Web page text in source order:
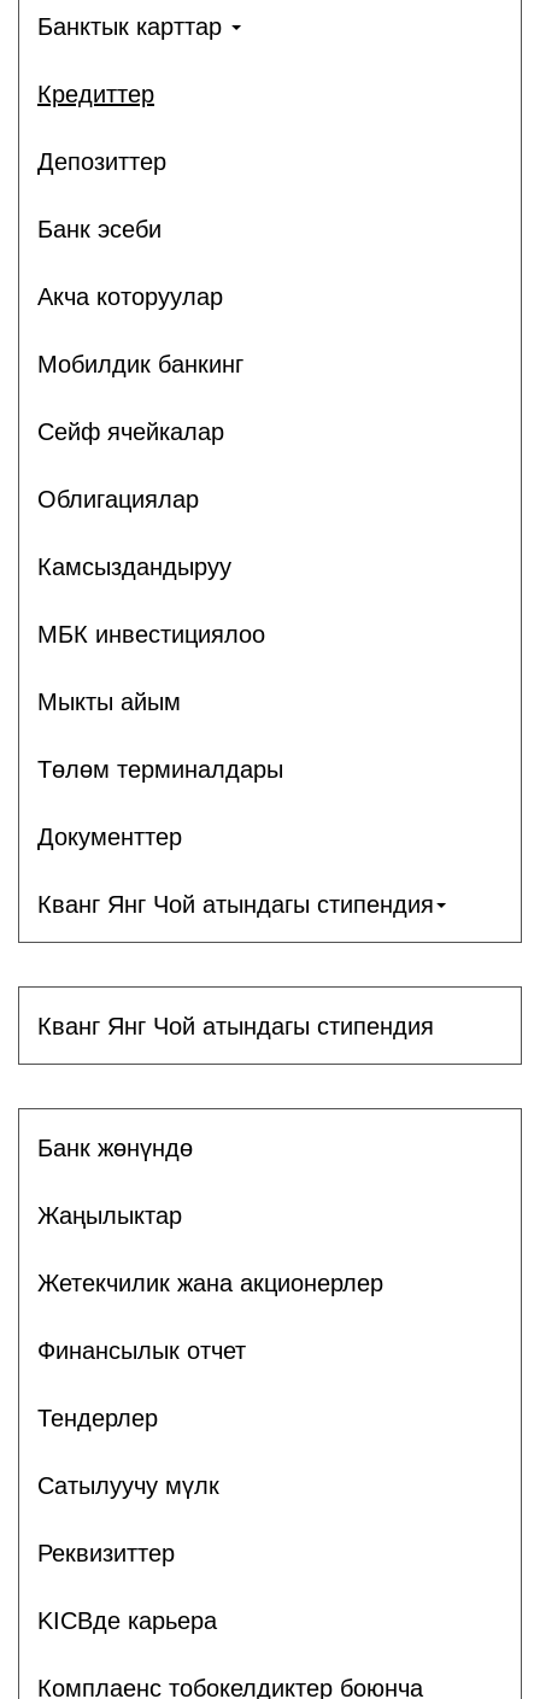
Банктык карттар
Кредиттер
Депозиттер
Банк эсеби
Акча которуулар
Мобилдик банкинг
Сейф ячейкалар
Облигациялар
Камсыздандыруу
МБК инвестициялоо
Мыкты айым
Төлөм терминалдары
Документтер
Кванг Янг Чой атындагы стипендия
Кванг Янг Чой атындагы стипендия
Банк жөнүндө
Жаңылыктар
Жетекчилик жана акционерлер
Финансылык отчет
Тендерлер
Сатылуучу мүлк
Реквизиттер
KICBде карьера
Комплаенс тобокелдиктер боюнча